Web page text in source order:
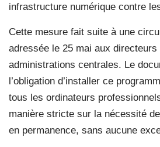
infrastructure numérique contre
Cette mesure fait suite à une
adressée le 25 mai aux directeurs
administrations centrales. Le
l’obligation d’installer ce
tous les ordinateurs
manière stricte sur la nécessité
en permanence, sans aucune